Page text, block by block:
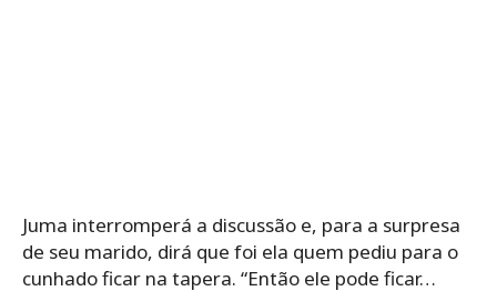
Juma interromperá a discussão e, para a surpresa
de seu marido, dirá que foi ela quem pediu para o
cunhado ficar na tapera. “Então ele pode ficar…